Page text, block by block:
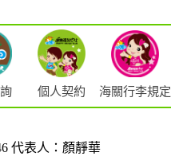
個人契約 海關行李規定
代表人：顏靜華